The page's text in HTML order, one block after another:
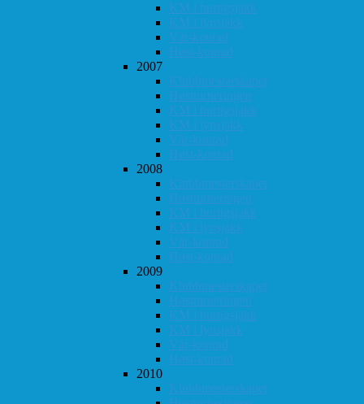
KM i hurtigsjakk
KM i lynsjakk
Vår-konrad
Høst-konrad
2007
Klubbmesterskapet
Høstturneringen
KM i hurtigsjakk
KM i lynsjakk
Vår-konrad
Høst-konrad
2008
Klubbmesterskapet
Høstturneringen
KM i hurtigsjakk
KM i lynsjakk
Vår-konrad
Høst-konrad
2009
Klubbmesterskapet
Høstturneringen
KM i hurtigsjakk
KM i lynsjakk
Vår-konrad
Høst-konrad
2010
Klubbmesterskapet